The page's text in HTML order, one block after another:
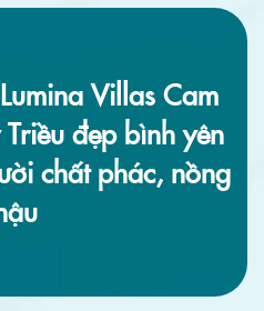
Villas Cam
đẹp bình yên
chất phác, nồng